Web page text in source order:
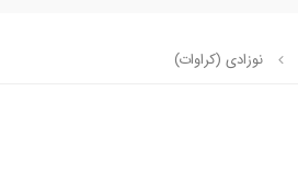
نوزادی (کراوات)